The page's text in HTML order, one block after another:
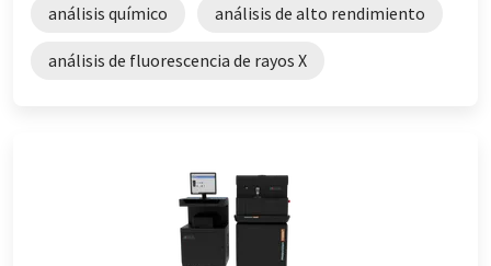
análisis químico análisis de alto rendimiento
análisis de fluorescencia de rayos X